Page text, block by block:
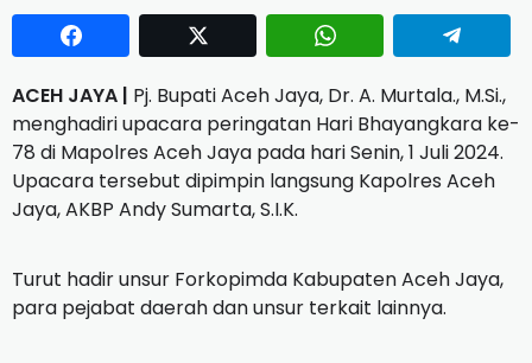
ACEH JAYA | Pj. Bupati Aceh Jaya, Dr. A. Murtala., M.Si.,
menghadiri upacara peringatan Hari Bhayangkara ke-
78 di Mapolres Aceh Jaya pada hari Senin, 1 Juli 2024.
Upacara tersebut dipimpin langsung Kapolres Aceh
Jaya, AKBP Andy Sumarta, S.I.K.
Turut hadir unsur Forkopimda Kabupaten Aceh Jaya,
para pejabat daerah dan unsur terkait lainnya.